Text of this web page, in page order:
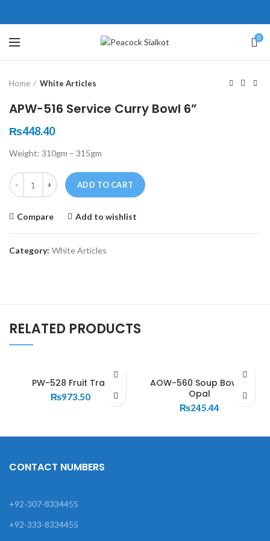
0
Click to enlarge
Home White Articles
APW-516 Service Curry Bowl 6”
₨448.40
Weight: 310gm – 315gm
Quantity
ADD TO CART
Compare Add to wishlist
Category: White Articles
RELATED PRODUCTS
PW-528 Fruit Tray
₨973.50
AOW-560 Soup Bowl –
Opal
₨245.44
壯陽藥台灣購物
，這不是因為缺乏性生活，而
因為缺乏溝通，所以保持談話很
盾越來越大，往往這是ED的情
會變得更加嚴重。
犀利士壯陽藥線上購買
戲都可以很好的幫助你獲得一
高質量的夫妻生活。犀利士治療
鬆，便於陰莖快速充血達到滿
堅硬勃起。在醫學界和陽痿病
望下，犀利士作為新一批藥
，有其優良特點。
CONTACT NUMBERS
+92-307-8334455
+92-333-8334455